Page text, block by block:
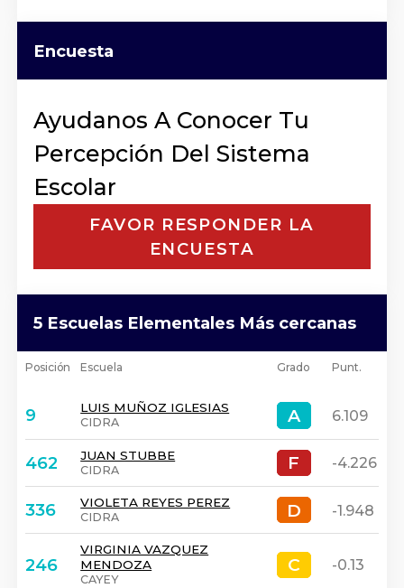
Encuesta
Ayudanos A Conocer Tu
Percepción Del Sistema
Escolar
FAVOR RESPONDER LA
ENCUESTA
5 Escuelas Elementales Más cercanas
Posición Escuela Grado Punt.
9 LUIS MUÑOZ IGLESIAS
CIDRA A
A 6.109
462 JUAN STUBBE
CIDRA F
F -4.226
336 VIOLETA REYES PEREZ
CIDRA D
D -1.948
246
VIRGINIA VAZQUEZ
MENDOZA
CAYEY
C
C -0.13